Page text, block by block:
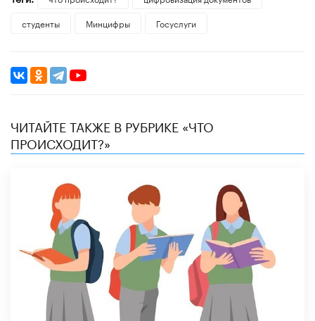
студенты
Минцифры Госуслуги
ЧИТАЙТЕ ТАКЖЕ В РУБРИКЕ «ЧТО
ПРОИСХОДИТ?»